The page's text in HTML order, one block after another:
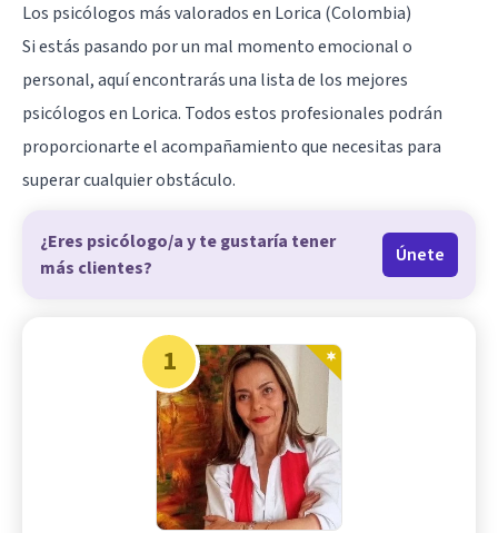
Los psicólogos más valorados en Lorica (Colombia)
Si estás pasando por un mal momento emocional o
personal, aquí encontrarás una lista de los mejores
psicólogos en Lorica. Todos estos profesionales podrán
proporcionarte el acompañamiento que necesitas para
superar cualquier obstáculo.
¿Eres psicólogo/a y te gustaría tener
más clientes?
Únete
1